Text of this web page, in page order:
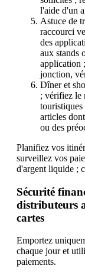
l'aide d'un
Astuce de
raccourci
des
aux stands
application
jonction,
Dîner et
; vérifiez le
touristiques
articles
ou des
Planifiez vos
surveillez vos
d'argent liquide ;
Sécurité
distributeurs
cartes
Emportez
chaque jour et
paiements.